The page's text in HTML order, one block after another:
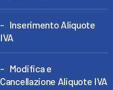
Inserimento Aliquote
IVA
Modifica e
Cancellazione Aliquote IVA